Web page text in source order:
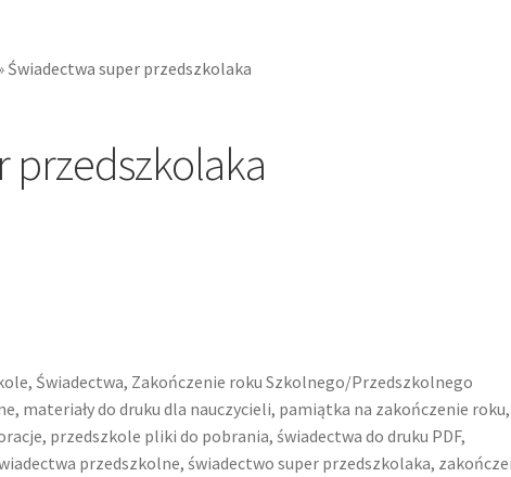
Świadectwa super przedszkolaka
przedszkolaka
, Świadectwa, Zakończenie roku Szkolnego/Przedszkolnego
, materiały do druku dla nauczycieli, pamiątka na zakończenie roku,
, przedszkole pliki do pobrania, świadectwa do druku PDF,
przedszkolne, świadectwo super przedszkolaka,